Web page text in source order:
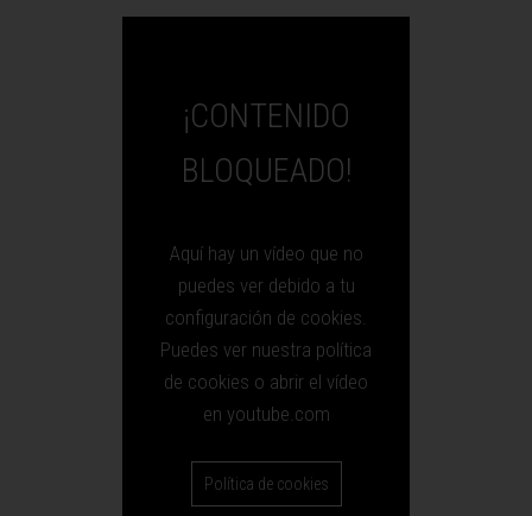
¡CONTENIDO
BLOQUEADO!
Aquí hay un vídeo que no
puedes ver debido a tu
configuración de cookies.
Puedes ver nuestra política
de cookies o abrir el vídeo
en youtube.com
Política de cookies